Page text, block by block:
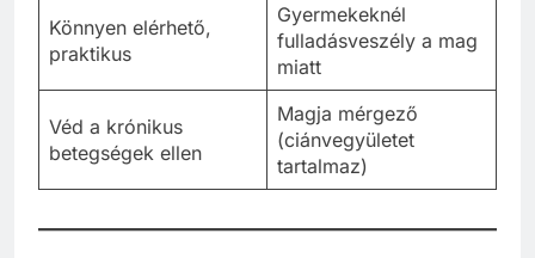
Könnyen elérhető,
praktikus
Gyermekeknél
fulladásveszély a mag
miatt
Véd a krónikus
betegségek ellen
Magja mérgező
(ciánvegyületet
tartalmaz)